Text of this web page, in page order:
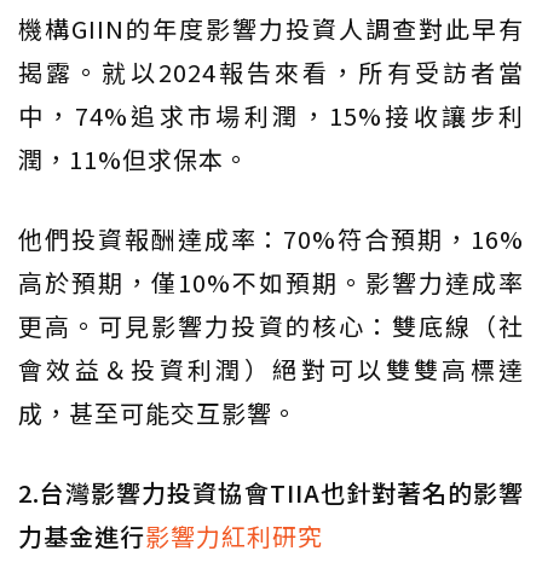
機構GIIN的年度影響力投資人調查對此早有
揭露。就以2024報告來看，所有受訪者當
中，74%追求市場利潤，15%接收讓步利
潤，11%但求保本。
他們投資報酬達成率：70%符合預期，16%
高於預期，僅10%不如預期。影響力達成率
更高。可見影響力投資的核心：雙底線（社
會效益＆投資利潤）絕對可以雙雙高標達
成，甚至可能交互影響。
2.台灣影響力投資協會TIIA也針對著名的影響
力基金進行影響力紅利研究